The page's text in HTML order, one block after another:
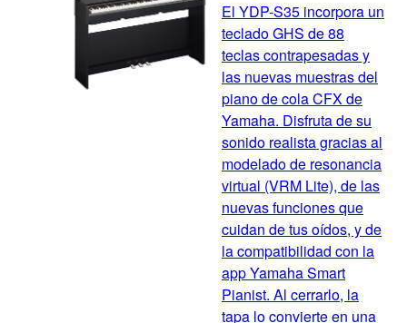
El YDP-S35 incorpora un
teclado GHS de 88
teclas contrapesadas y
las nuevas muestras del
piano de cola CFX de
Yamaha. Disfruta de su
sonido realista gracias al
modelado de resonancia
virtual (VRM Lite), de las
nuevas funciones que
cuidan de tus oídos, y de
la compatibilidad con la
app Yamaha Smart
Pianist. Al cerrarlo, la
tapa lo convierte en una